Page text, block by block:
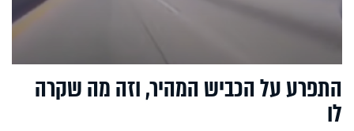
התפרע על הכביש המהיר, וזה מה שקרה
לו